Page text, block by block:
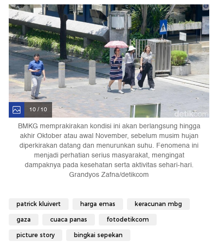
10 / 10
BMKG memprakirakan kondisi ini akan berlangsung hingga
akhir Oktober atau awal November, sebelum musim hujan
diperkirakan datang dan menurunkan suhu. Fenomena ini
menjadi perhatian serius masyarakat, mengingat
dampaknya pada kesehatan serta aktivitas sehari-hari.
Grandyos Zafna/detikcom
patrick kluivert harga emas keracunan mbg
gaza cuaca panas fotodetikcom
picture story bingkai sepekan